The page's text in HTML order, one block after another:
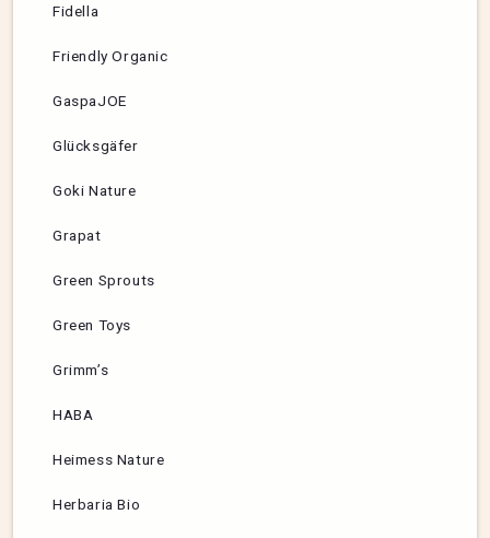
Fidella
Friendly Organic
GaspaJOE
Glücksgäfer
Goki Nature
Grapat
Green Sprouts
Green Toys
Grimm’s
HABA
Heimess Nature
Herbaria Bio